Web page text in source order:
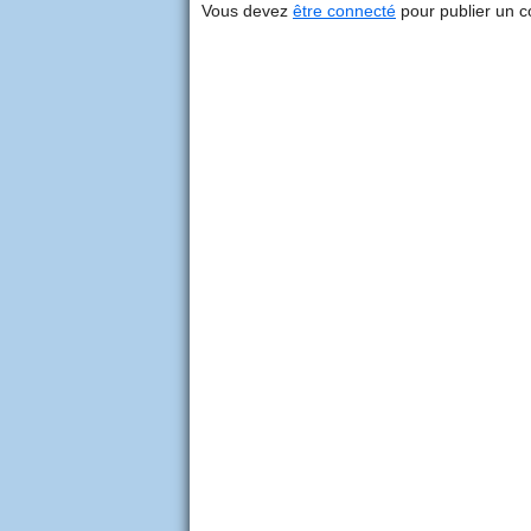
Vous devez être connecté pour publier un